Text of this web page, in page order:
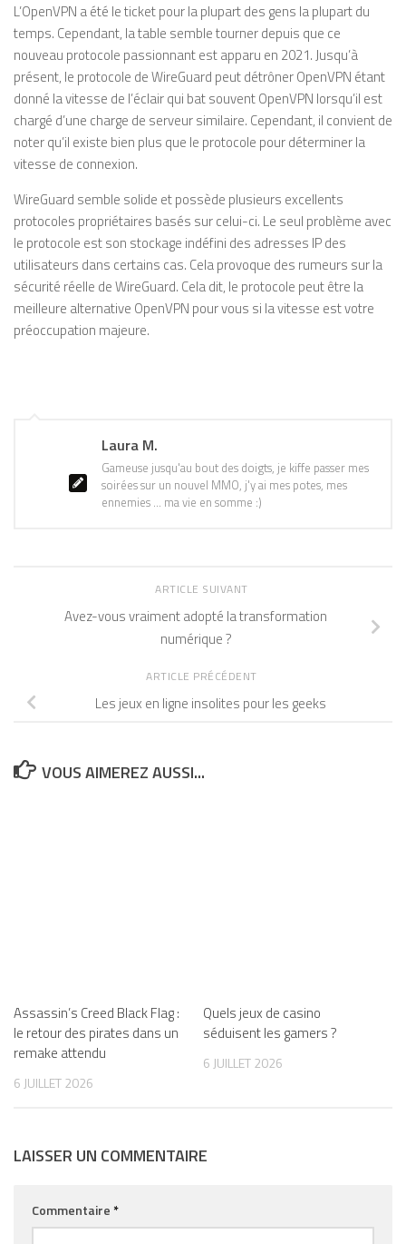
L’OpenVPN a été le ticket pour la plupart des gens la plupart du
temps. Cependant, la table semble tourner depuis que ce
nouveau protocole passionnant est apparu en 2021. Jusqu’à
présent, le protocole de WireGuard peut détrôner OpenVPN étant
donné la vitesse de l’éclair qui bat souvent OpenVPN lorsqu’il est
chargé d’une charge de serveur similaire. Cependant, il convient de
noter qu’il existe bien plus que le protocole pour déterminer la
vitesse de connexion.
WireGuard semble solide et possède plusieurs excellents
protocoles propriétaires basés sur celui-ci. Le seul problème avec
le protocole est son stockage indéfini des adresses IP des
utilisateurs dans certains cas. Cela provoque des rumeurs sur la
sécurité réelle de WireGuard. Cela dit, le protocole peut être la
meilleure alternative OpenVPN pour vous si la vitesse est votre
préoccupation majeure.
Laura M.
Gameuse jusqu'au bout des doigts, je kiffe passer mes
soirées sur un nouvel MMO, j'y ai mes potes, mes
ennemies ... ma vie en somme :)
ARTICLE SUIVANT
Avez-vous vraiment adopté la transformation
numérique ?
ARTICLE PRÉCÉDENT
Les jeux en ligne insolites pour les geeks
VOUS AIMEREZ AUSSI...
Assassin’s Creed Black Flag :
le retour des pirates dans un
remake attendu
6 JUILLET 2026
Quels jeux de casino
séduisent les gamers ?
6 JUILLET 2026
LAISSER UN COMMENTAIRE
Commentaire*